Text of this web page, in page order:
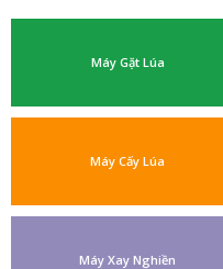
Máy Gặt Lúa
Máy Cấy Lúa
Máy Xay Nghiền